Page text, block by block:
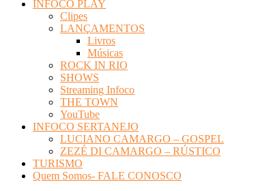
INFOCO PLAY
Clipes
LANÇAMENTOS
Livros
Músicas
ROCK IN RIO
SHOWS
Streaming Infoco
THE TOWN
YouTube
INFOCO SERTANEJO
LUCIANO CAMARGO – GOSPEL
ZEZÉ DI CAMARGO – RÚSTICO
TURISMO
Quem Somos- FALE CONOSCO